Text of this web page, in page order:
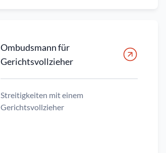
Ombudsmann für
Gerichtsvollzieher
Streitigkeiten mit einem
Gerichtsvollzieher